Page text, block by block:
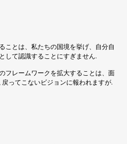
ことは、私たちの国境を挙げ、自分自
して認識することにすぎません.
フレームワークを拡大することは、面
ってこないビジョンに報われますが.